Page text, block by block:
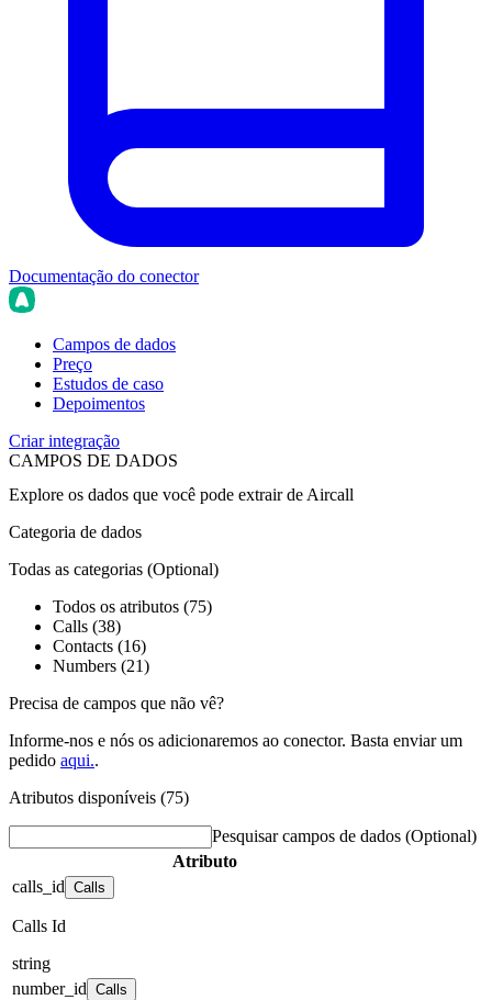
Documentação do conector
Campos de dados
Preço
Estudos de caso
Depoimentos
Criar integração
CAMPOS DE DADOS
Explore os dados que você pode extrair de Aircall
Categoria de dados
Todas as categorias (Optional)
Todos os atributos (75)
Calls (38)
Contacts (16)
Numbers (21)
Precisa de campos que não vê?
Informe-nos e nós os adicionaremos ao conector. Basta enviar um
pedido aqui..
Atributos disponíveis (75)
Pesquisar campos de dados (Optional)
Atributo
calls_id Calls
Calls Id
string
number_id Calls